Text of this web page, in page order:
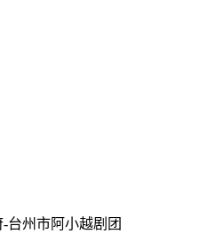
台州市阿小越剧团